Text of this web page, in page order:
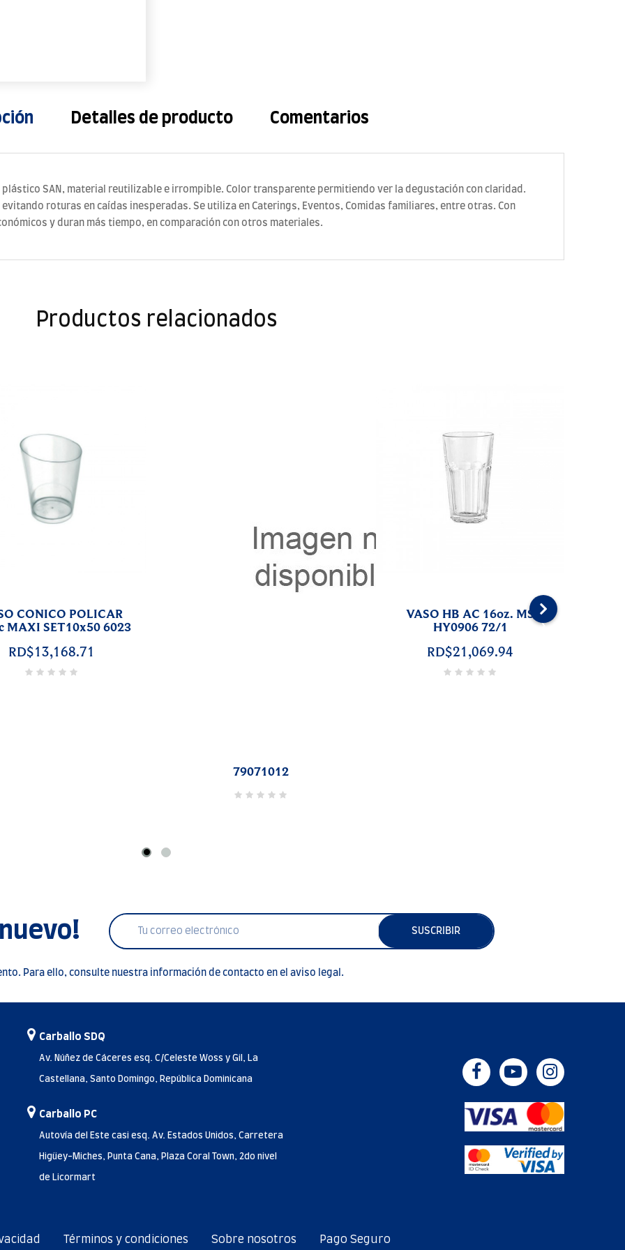
Detalles de producto Comentarios
plástico SAN, material reutilizable e irrompible. Color transparente permitiendo ver la degustación con claridad.
roturas en caídas inesperadas. Se utiliza en Caterings, Eventos, Comidas familiares, entre otras. Con
y duran más tiempo, en comparación con otros materiales.
Productos relacionados
›
SUSCRIBIR
Para ello, consulte nuestra información de contacto en el aviso legal.
Carballo SDQ
Av. Núñez de Cáceres esq. C/Celeste Woss y Gil, La
Castellana, Santo Domingo, República Dominicana
Carballo PC
Autovía del Este casi esq. Av. Estados Unidos, Carretera
Higüey-Miches, Punta Cana, Plaza Coral Town, 2do nivel
de Licormart
Términos y condiciones Sobre nosotros Pago Seguro